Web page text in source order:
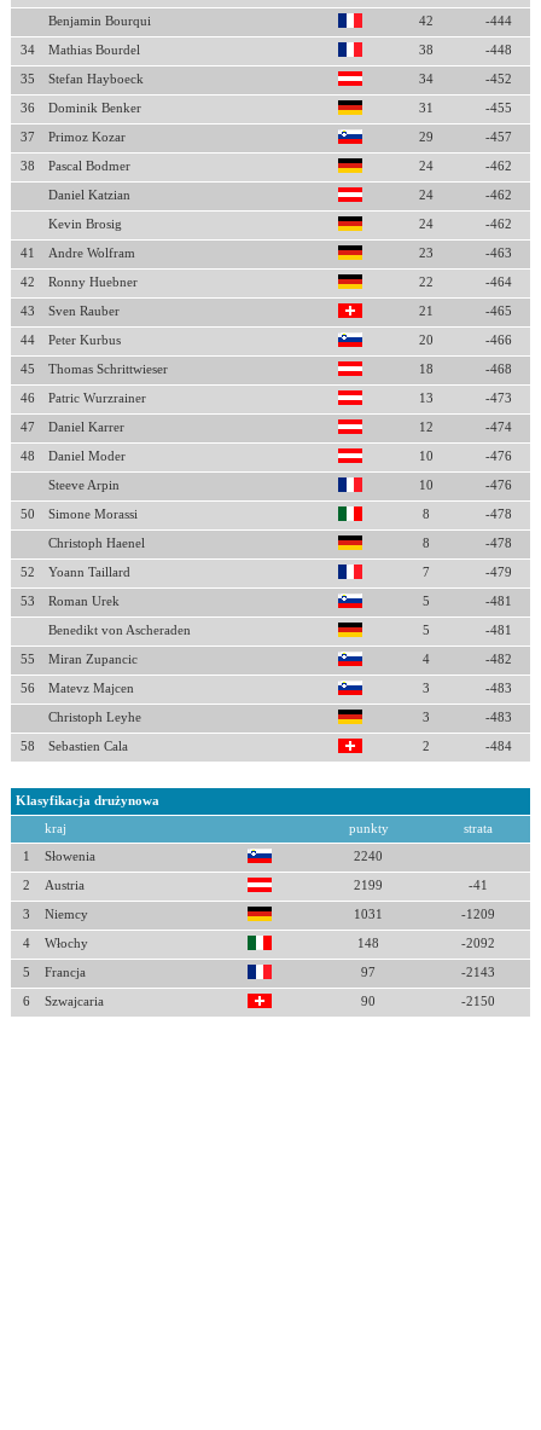
Benjamin Bourqui 42 -444
34 Mathias Bourdel 38 -448
35 Stefan Hayboeck 34 -452
36 Dominik Benker 31 -455
37 Primoz Kozar 29 -457
38 Pascal Bodmer 24 -462
Daniel Katzian 24 -462
Kevin Brosig 24 -462
41 Andre Wolfram 23 -463
42 Ronny Huebner 22 -464
43 Sven Rauber 21 -465
44 Peter Kurbus 20 -466
45 Thomas Schrittwieser 18 -468
46 Patric Wurzrainer 13 -473
47 Daniel Karrer 12 -474
48 Daniel Moder 10 -476
Steeve Arpin 10 -476
50 Simone Morassi 8 -478
Christoph Haenel 8 -478
52 Yoann Taillard 7 -479
53 Roman Urek 5 -481
Benedikt von Ascheraden 5 -481
55 Miran Zupancic 4 -482
56 Matevz Majcen 3 -483
Christoph Leyhe 3 -483
58 Sebastien Cala 2 -484
Klasyfikacja drużynowa
kraj punkty strata
1 Słowenia 2240
2 Austria 2199 -41
3 Niemcy 1031 -1209
4 Włochy 148 -2092
5 Francja 97 -2143
6 Szwajcaria 90 -2150